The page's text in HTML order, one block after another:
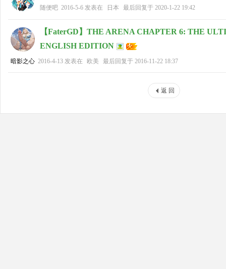
随便吧 2016-5-6 发表在 日本 最后回复于 2020-1-22 19:42
【FaterGD】THE ARENA CHAPTER 6: THE
ENGLISH EDITION
暗影之心 2016-4-13 发表在 欧美 最后回复于 2016-11-22 18:37
返 回